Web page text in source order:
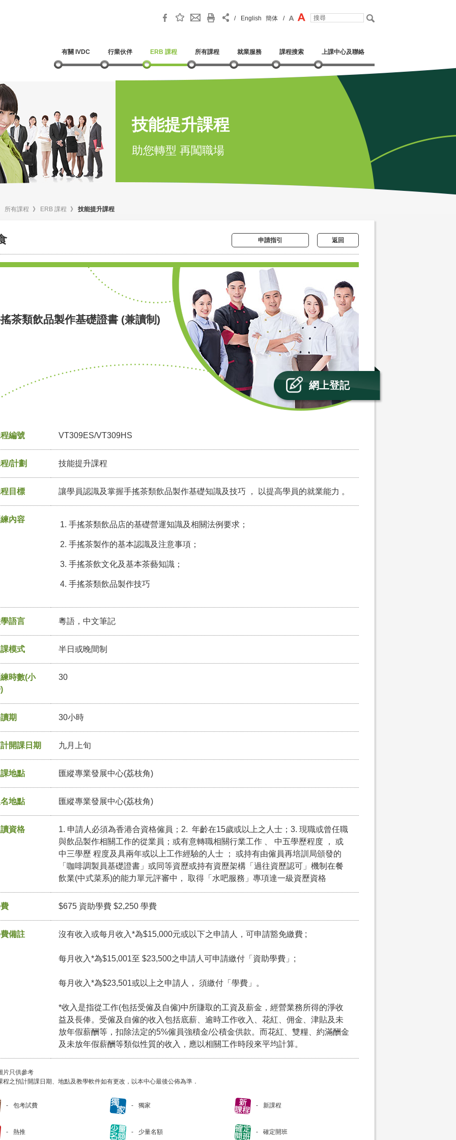
/ English 簡体 /
有關 IVDC 行業伙伴 ERB 課程 所有課程 就業服務 課程搜索 上課中心及聯絡
技能提升課程
助您轉型 再闖職場
所有課程 》 ERB 課程 》 技能提升課程
申請指引 返回
茶類飲品製作基礎證書 (兼讀制)
網上登記
編號 VT309ES/VT309HS
/計劃 技能提升課程
目標 讓學員認識及掌握手搖茶類飲品製作基礎知識及技巧 ， 以提高學員的就業能力 。
內容
手搖茶類飲品店的基礎營運知識及相關法例要求；
手搖茶製作的基本認識及注意事項；
手搖茶飲文化及基本茶藝知識；
手搖茶類飲品製作技巧
語言 粵語，中文筆記
模式 半日或晚間制
時數(小
30
期 30小時
開課日期 九月上旬
地點 匯縱專業發展中心(荔枝角)
地點 匯縱專業發展中心(荔枝角)
資格
1. 申請人必須為香港合資格僱員；2. 年齡在15歲或以上之人士；3. 現職或曾任職
與飲品製作相關工作的從業員；或有意轉職相關行業工作 、 中五學歷程度 ， 或
中三學歷 程度及具兩年或以上工作經驗的人士 ； 或持有由僱員再培訓局頒發的
「咖啡調製員基礎證書」或同等資歷或持有資歷架構「過往資歷認可」機制在餐
飲業(中式菜系)的能力單元評審中， 取得「水吧服務」專項達一級資歷資格
$675 資助學費 $2,250 學費
備註 沒有收入或每月收入*為$15,000元或以下之申請人，可申請豁免繳費 ;
每月收入*為$15,001至 $23,500之申請人可申請繳付「資助學費」;
每月收入*為$23,501或以上之申請人， 須繳付「學費」。
*收入是指從工作(包括受僱及自僱)中所賺取的工資及薪金，經營業務所得的淨收
益及長俸。受僱及自僱的收入包括底薪、逾時工作收入、花紅、佣金、津貼及未
放年假薪酬等，扣除法定的5%僱員強積金/公積金供款。而花紅、雙糧、約滿酬金
及未放年假薪酬等類似性質的收入，應以相關工作時段來平均計算。
片只供參考
程之預計開課日期、地點及教學軟件如有更改，以本中心最後公佈為準．
包考試費 獨家 新課程
熱推 少量名額 確定開班